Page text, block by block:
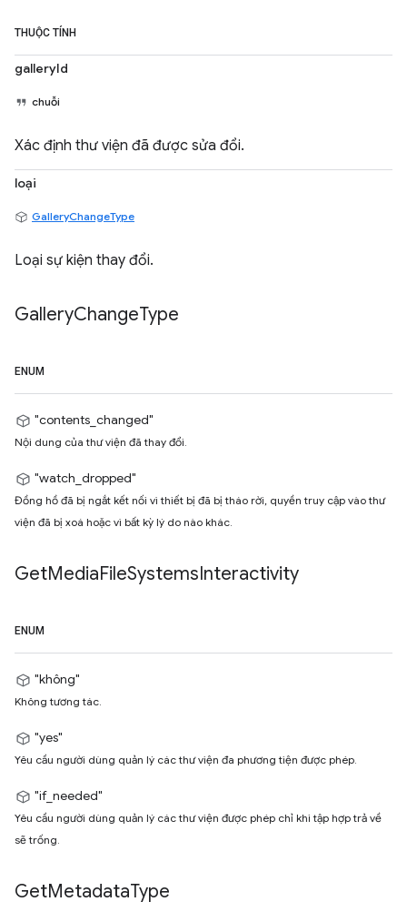
THUỘC TÍNH
galleryId
chuỗi
Xác định thư viện đã được sửa đổi.
loại
GalleryChangeType
Loại sự kiện thay đổi.
GalleryChangeType
ENUM
"contents_changed"
Nội dung của thư viện đã thay đổi.
"watch_dropped"
Đồng hồ đã bị ngắt kết nối vì thiết bị đã bị tháo rời, quyền truy cập vào thư
viện đã bị xoá hoặc vì bất kỳ lý do nào khác.
GetMediaFileSystemsInteractivity
ENUM
"không"
Không tương tác.
"yes"
Yêu cầu người dùng quản lý các thư viện đa phương tiện được phép.
"if_needed"
Yêu cầu người dùng quản lý các thư viện được phép chỉ khi tập hợp trả về
sẽ trống.
GetMetadataType